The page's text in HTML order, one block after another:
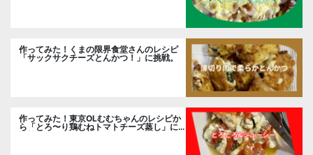
作ってみた！くまの限界食堂さんのレシピ
「サックサクチーズとんかつ！」に挑戦。
作ってみた！東京OLむむちゃんのレシピか
ら「とろ〜り鶏むねトマトチーズ蒸し」に
挑戦